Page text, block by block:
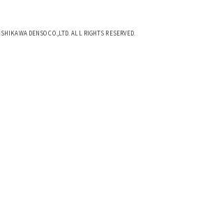
DENSO CO.,LTD. ALL RIGHTS RESERVED.